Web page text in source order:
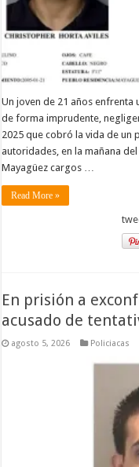
Un joven de 21 años
de forma imprudente,
2025 que cobró la vida de un
autoridades, en la mañana
Mayagüez cargos …
Read More »
En prisión a
acusado de
agosto 5, 2026 Policiacas